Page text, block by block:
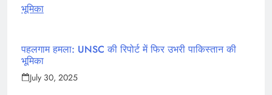
पहलगाम हमला: UNSC की रिपोर्ट में फिर उभरी पाकिस्तान की
भूमिका
July 30, 2025